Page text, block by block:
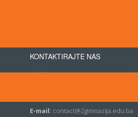
KONTAKTIRAJTE NAS
Ukoliko imate pitanja, mozete nas
E-mail: contact@2gimnazija.edu.ba